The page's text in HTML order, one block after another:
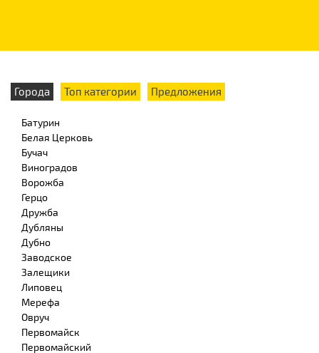
Города Топ категории Предложения
Батурин
Белая Церковь
Бучач
Виноградов
Ворожба
Герцо
Дружба
Дубляны
Дубно
Заводское
Залещики
Липовец
Мерефа
Овруч
Первомайск
Первомайский